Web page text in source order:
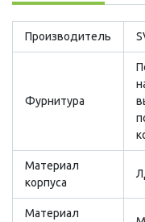
Производитель
Фурнитура
Материал
корпуса
Материал